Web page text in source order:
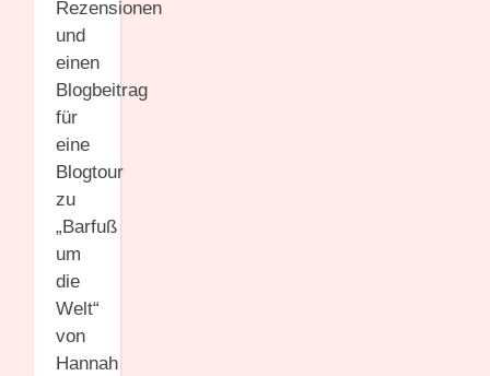
Rezensionen
und
einen
Blogbeitrag
für
eine
Blogtour
zu
„Barfuß
um
die
Welt“
von
Hannah